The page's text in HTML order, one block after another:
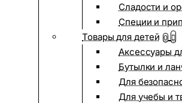
Сладости и
Специи и
Товары для детей 0
Аксессуары
Бутылки и
Для
Для учебы и